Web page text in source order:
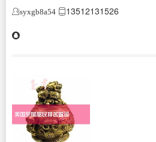
syxgb8a54 13512131526